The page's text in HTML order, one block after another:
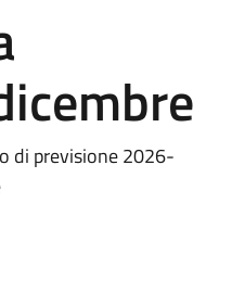
di previsione 2026-